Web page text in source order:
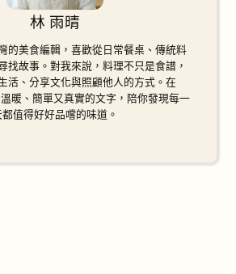
林 雨晴
的美食編輯，喜歡從日常餐桌、傳統料
找故事。對我來說，料理不只是食譜，
活、分享文化與照顧他人的方式。在
暖、簡單又真實的文字，陪你發現每一
都值得好好品嚐的味道。